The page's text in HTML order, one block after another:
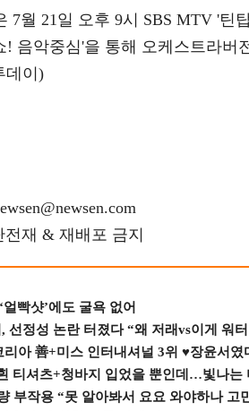
7월 21일 오후 9시 SBS MTV '틴
! 음악중심'을 통해 오케스트라버
데이)
재 & 재배포 금지
빡샷’에도 굴욕 없어
정성 논란 터졌다 “왜 저래vs이게 워
리아 善+미스 인터내셔널 3위 ♥장윤서였
티셔츠+청바지 입었을 뿐인데…빛나는
부작용 “못 알아봐서 요요 와야하나 고